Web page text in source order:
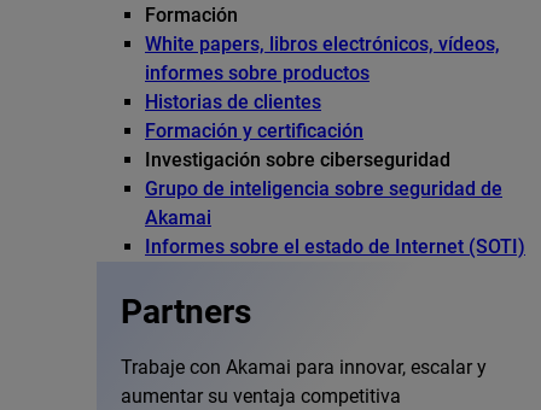
Formación
White papers, libros electrónicos, vídeos,
informes sobre productos
Historias de clientes
Formación y certificación
Investigación sobre ciberseguridad
Grupo de inteligencia sobre seguridad de
Akamai
Informes sobre el estado de Internet (SOTI)
Partners
Trabaje con Akamai para innovar, escalar y
aumentar su ventaja competitiva